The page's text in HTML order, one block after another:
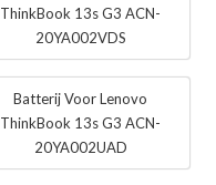
ThinkBook 13s G3 ACN-
20YA002VDS
Batterij Voor Lenovo
ThinkBook 13s G3 ACN-
20YA002UAD